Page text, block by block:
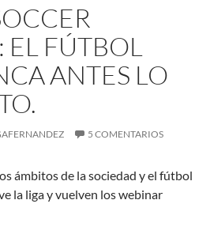
FÚTBOL
ANTES LO
5 COMENTARIOS
ámbitos de la sociedad y el fútbol
la liga y vuelven los webinar